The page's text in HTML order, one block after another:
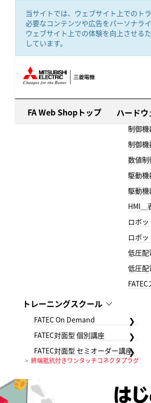
当サイトでは、ウェブサイト上でのト
必要なコンテンツや広告をパーソナラ
ウェブサイト上での体験を向上させる
しています。
FA Web Shopトップ ハードウ
制御機
制御機
数値制
駆動機
駆動機
HMI＿
ロボ
ロボ
低圧
低圧
トレーニングスクール
FATEC On Demand
FATEC対面型 個別講座
FATEC対面型 セミオーダー講座
終端抵抗付きワンタッチコネクタプラグ